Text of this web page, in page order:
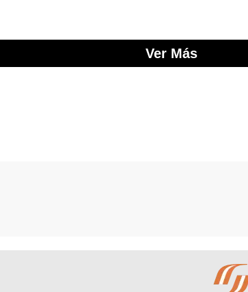
Ver Más